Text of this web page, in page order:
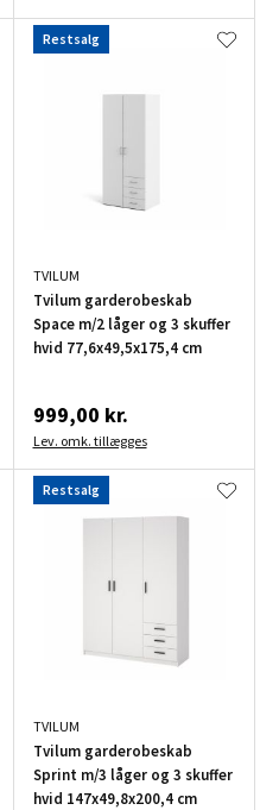
Restsalg
TVILUM
Tvilum garderobeskab
Space m/2 låger og 3 skuffer
hvid 77,6x49,5x175,4 cm
999,00 kr.
Lev. omk. tillægges
Restsalg
TVILUM
Tvilum garderobeskab
Sprint m/3 låger og 3 skuffer
hvid 147x49,8x200,4 cm